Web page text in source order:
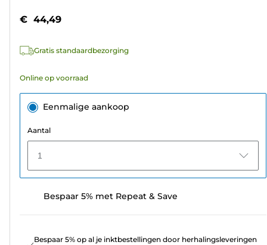
sterren.
beoordelingen
€ 44,49
Gratis standaardbezorging
Online op voorraad
Eenmalige aankoop
Aantal
1
Bespaar 5% met Repeat & Save
Bespaar 5% op al je inktbestellingen door herhalingsleveringen